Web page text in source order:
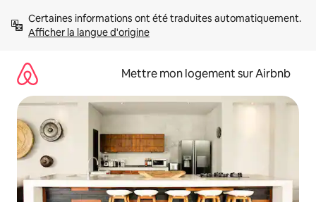
directement
Afficher la langue d'origine
Mettre mon logement sur Airbnb